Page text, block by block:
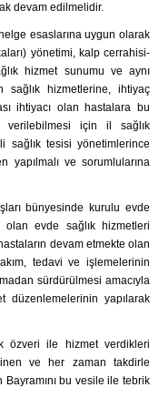
devam edilmelidir.
esaslarına uygun olarak
yönetimi, kalp cerrahisi-
hizmet sunumu ve aynı
hizmetlerine, ihtiyaç
ihtiyacı olan hastalara bu
verilebilmesi için il sağlık
sağlık tesisi yönetimlerince
yapılmalı ve sorumlularına
bünyesinde kurulu evde
olan evde sağlık hizmetleri
devam etmekte olan
tedavi ve işlemelerinin
sürdürülmesi amacıyla
düzenlemelerinin yapılarak
özveri ile hizmet verdikleri
ve her zaman takdirle
Bayramını bu vesile ile tebrik